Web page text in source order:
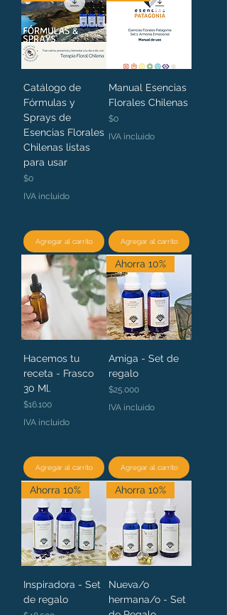
Catálogo de
Fórmulas y
Sprays de
Esencias Florales
Chilenas listas
para usar
Precio
$0
IVA incluido
Agregar al carrito
Manual Esencias
Florales Chilenas
Precio
$0
IVA incluido
Agregar al carrito
Hacemos tu
receta - Frasco
30 Ml.
Precio
$16.100
IVA incluido
Agregar al carrito
Ahorra 10%
Amiga - Set de
regalo
Precio
$25.000
IVA incluido
Agregar al carrito
Ahorra 10%
Inspiradora - Set
de regalo
Ahorra 10%
Nueva/o
hermana/o - Set